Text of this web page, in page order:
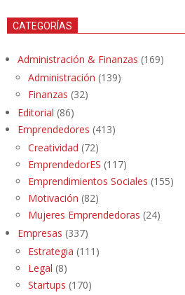
CATEGORÍAS
Administración & Finanzas (169)
Administración (139)
Finanzas (32)
Editorial (86)
Emprendedores (413)
Creatividad (72)
EmprendedorES (117)
Emprendimientos Sociales (155)
Motivación (82)
Mujeres Emprendedoras (24)
Empresas (337)
Estrategia (111)
Legal (8)
Startups (170)